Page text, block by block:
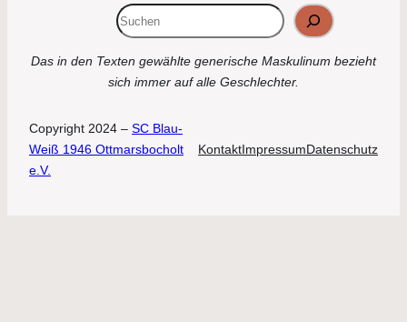
Das in den Texten gewählte generische Maskulinum bezieht
sich immer auf alle Geschlechter.
Copyright 2024 – SC Blau-
Weiß 1946 Ottmarsbocholt
e.V.
KontaktImpressumDatenschutz